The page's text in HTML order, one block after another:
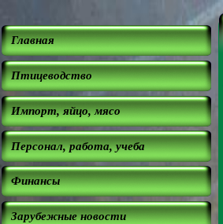
Главная
Птицеводство
Импорт, яйцо, мясо
Персонал, работа, учеба
Финансы
Зарубежные новости